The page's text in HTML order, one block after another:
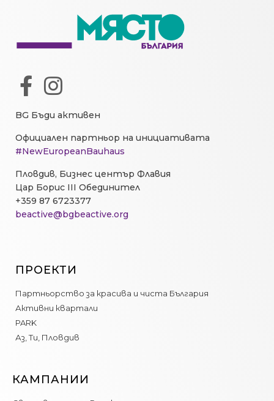
BG Бъди активен
Официален партньор на инициативата
#NewEuropeanBauhaus
Пловдив, Бизнес център Флавия
Цар Борис III Обединител
+359 87 6723377
beactive@bgbeactive.org
ПРОЕКТИ
Партньорство за красива и чиста България
Активни квартали
PARK
Аз, Ти, Пловдив
КАМПАНИИ